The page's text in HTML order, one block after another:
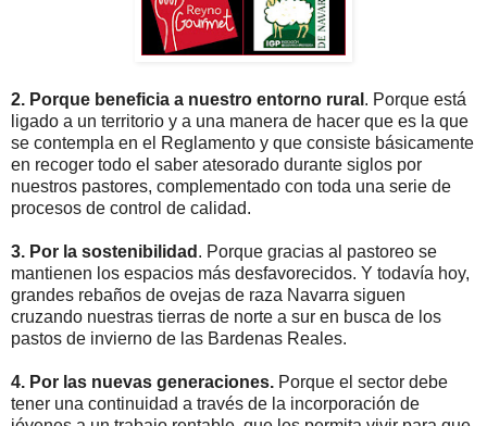
2. Porque beneficia a nuestro entorno rural . Porque está
ligado a un territorio y a una manera de hacer que es la que
se contempla en el Reglamento y que consiste básicamente
en recoger todo el saber atesorado durante siglos por
nuestros pastores, complementado con toda una serie de
procesos de control de calidad.
3. Por la sostenibilidad . Porque gracias al pastoreo se
mantienen los espacios más desfavorecidos. Y todavía hoy,
grandes rebaños de ovejas de raza Navarra siguen
cruzando nuestras tierras de norte a sur en busca de los
pastos de invierno de las Bardenas Reales.
4. Por las nuevas generaciones. Porque el sector debe
tener una continuidad a través de la incorporación de